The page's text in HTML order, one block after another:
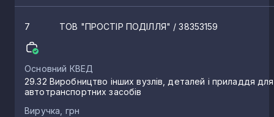
7 ТОВ "ПРОСТІР ПОДІЛЛЯ" / 38353159
Основний КВЕД
29.32 Виробництво інших вузлів, деталей і приладдя для
автотранспортних засобів
Виручка, грн